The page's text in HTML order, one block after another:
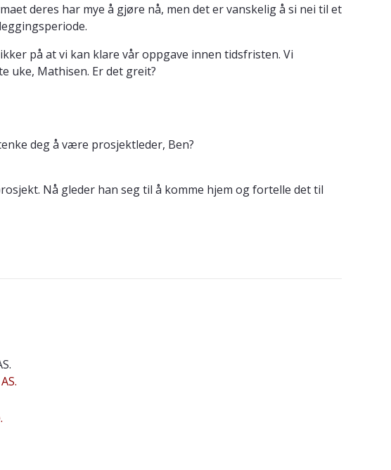
deres har mye å gjøre nå, men det er vanskelig å si nei til et
på at vi kan klare vår oppgave innen tidsfristen. Vi
uke, Mathisen. Er det greit?
deg å være prosjektleder, Ben?
Nå gleder han seg til å komme hjem og fortelle det til